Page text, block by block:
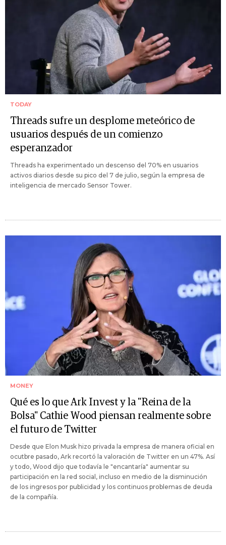
TODAY
Threads sufre un desplome meteórico de
usuarios después de un comienzo
esperanzador
Threads ha experimentado un descenso del 70% en usuarios
activos diarios desde su pico del 7 de julio, según la empresa de
inteligencia de mercado Sensor Tower.
MONEY
Qué es lo que Ark Invest y la "Reina de la
Bolsa" Cathie Wood piensan realmente sobre
el futuro de Twitter
Desde que Elon Musk hizo privada la empresa de manera oficial en
ocutbre pasado, Ark recortó la valoración de Twitter en un 47%. Así
y todo, Wood dijo que todavía le "encantaría" aumentar su
participación en la red social, incluso en medio de la disminución
de los ingresos por publicidad y los continuos problemas de deuda
de la compañía.